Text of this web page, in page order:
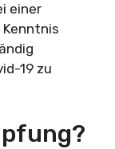
einer
19 zu